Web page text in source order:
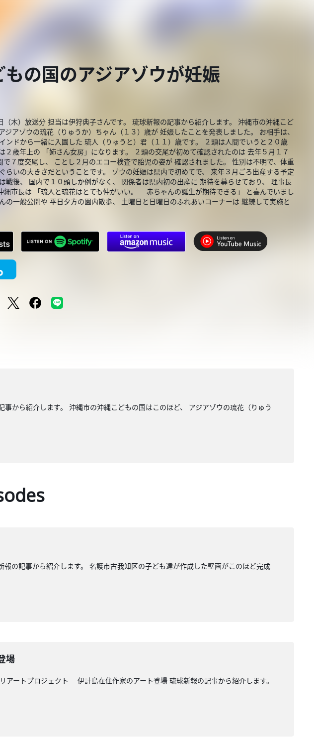
の国のアジアゾウが妊娠
（木）放送分 担当は伊狩典子さんです。 琉球新報の記事から紹介します。 沖縄市の沖縄こど
ジアゾウの琉花（りゅうか）ちゃん（１３）歳が 妊娠したことを発表しました。 お相手は、
ンドから一緒に入園した 琉人（りゅうと）君（１１）歳です。 ２頭は人間でいうと２０歳
２歳年上の 「姉さん女房」になります。 ２頭の交尾が初めて確認されたのは 去年５月１７
で７度交尾し、 ことし２月のエコー検査で胎児の姿が 確認されました。 性別は不明で、体重
らいの大きさだということです。 ゾウの妊娠は県内で初めてで、 来年３月ごろ出産する予定
戦後、 国内で１０頭しか例がなく、 関係者は県内初の出産に 期待を募らせており、 理事長
縄市長は 「琉人と琉花はとても仲がいい。 赤ちゃんの誕生が期待できる」 と喜んでいまし
の一般公開や 平日夕方の園内散歩、 土曜日と日曜日のふれあいコーナーは 継続して実施と
から紹介します。 沖縄市の沖縄こどもの国はこのほど、 アジアゾウの琉花（りゅう
の記事から紹介します。 名護市古我知区の子ども達が作成した壁画がこのほど完成
場
ートプロジェクト 伊計島在住作家のアート登場 琉球新報の記事から紹介します。